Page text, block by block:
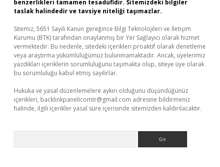
benzerlikleri tamamen tesadüfidir. Sitemizdeki bilgiler
taslak halindedir ve tavsiye niteliği taşımazlar.
Sitemiz, 5651 Sayılı Kanun gereğince Bilgi Teknolojileri ve İletişim
Kurumu (BTK) tarafından onaylanmış bir Yer Sağlayıcı olarak hizmet
vermektedir. Bu nedenle, sitedeki içerikleri proaktif olarak denetleme
veya araştırma yükümlülüğümüz bulunmamaktadır. Ancak, üyelerimiz
yazdıkları içeriklerin sorumluluğunu taşımakta olup, siteye üye olarak
bu sorumluluğu kabul etmiş sayılırlar.
Hukuka ve yasal düzenlemelere aykırı olduğunu düşündüğünüz
içerikleri, backlinkpanelicomtr@gmail.com adresine bildirmeniz
halinde, ilgili içerikler yasal süre içerisinde sitemizden kaldırılacaktır.